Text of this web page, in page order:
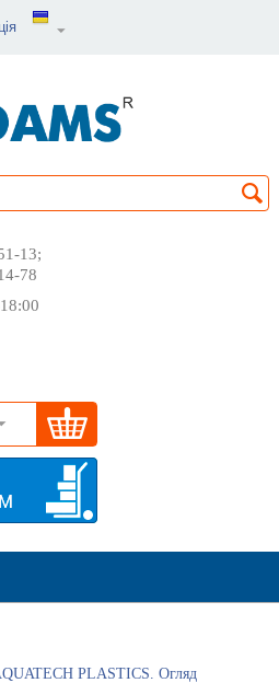
13;
78
PLASTICS. Огляд